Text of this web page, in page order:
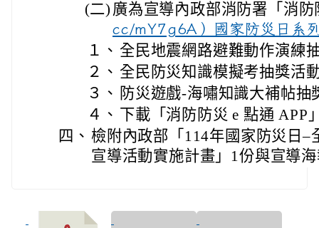
(二) 廣為宣導內政部消防署「消
cc/mY7g6A）國家防災日系
１、 全民地震網路避難動作演練
２、 全民防災知識模擬考抽獎活
３、 防災遊戲-海嘯知識大補帖抽
４、 下載「消防防災 e 點通 APP
四、 檢附內政部「114年國家防災日–
宣導活動實施計畫」1份與宣導